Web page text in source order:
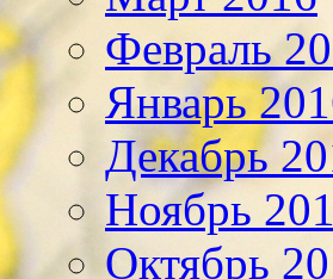
Февраль
Январь
Декабрь
Ноябрь
Октябрь